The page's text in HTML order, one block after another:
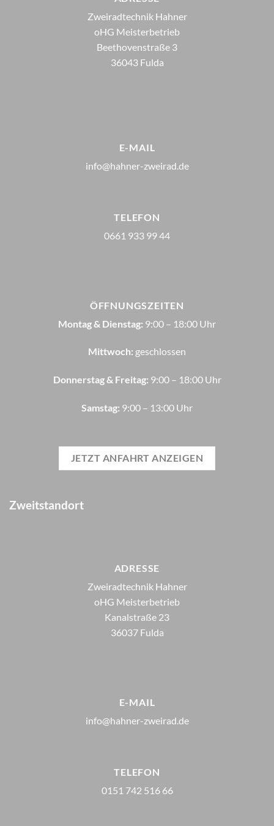
Zweiradtechnik Hahner
oHG Meisterbetrieb
Beethovenstraße 3
36043 Fulda
E-MAIL
info@hahner-zweirad.de
TELEFON
0661 933 99 44
ÖFFNUNGSZEITEN
Montag & Dienstag: 9:00 – 18:00 Uhr
Mittwoch: geschlossen
Donnerstag & Freitag: 9:00 – 18:00 Uhr
Samstag: 9:00 – 13:00 Uhr
JETZT ANFAHRT ANZEIGEN
Zweitstandort
ADRESSE
Zweiradtechnik Hahner
oHG Meisterbetrieb
Kanalstraße 23
36037 Fulda
E-MAIL
info@hahner-zweirad.de
TELEFON
0151 742 516 66